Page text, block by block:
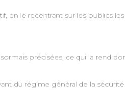
le recentrant sur les publics
précisées, ce qui la rend
du régime général de la sécurité